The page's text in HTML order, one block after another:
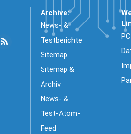
Archive:
News- &
Testberichte
Sitemap
Sitemap &
Archiv
News- &
Test-Atom-
Feed